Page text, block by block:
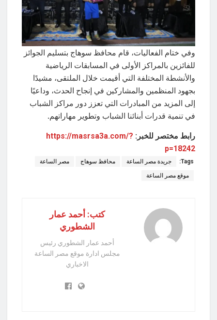
وفي ختام الفعاليات، قام محافظ سوهاج بتسليم الجوائز
للفائزين بالمراكز الأولى في المسابقات الرياضية
والأنشطة المختلفة التي أقيمت خلال الملتقى، مشيدًا
بجهود المنظمين والمشاركين في إنجاح الحدث، وداعيًا
إلى المزيد من المبادرات التي تعزز دور مراكز الشباب
في تنمية قدرات أبنائنا الشباب وتطوير مهاراتهم.
رابط مختصر للخبر: https://masrsa3a.com/?
p=18242
Tags: جريدة مصر الساعة محافظ سوهاج مصر الساعة
موقع مصر الساعة
كتب: أحمد عمار
الشطوري
أحمد عمار الشطوري رئيس
مجلس ادارة موقع مصر الساعة
الاخباري